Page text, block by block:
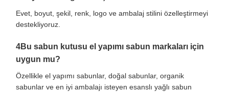
Evet, boyut, şekil, renk, logo ve ambalaj stilini özelleştirmeyi
destekliyoruz.
4Bu sabun kutusu el yapımı sabun markaları için
uygun mu?
Özellikle el yapımı sabunlar, doğal sabunlar, organik
sabunlar ve en iyi ambalajı isteyen esanslı yağlı sabun